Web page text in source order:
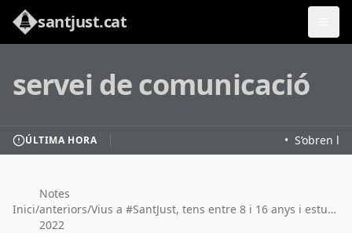
santjust.cat
servei de comunicació
ÚLTIMA HORA S’obren
Inici/
Notes
anteriors
2022
/ Vius a #SantJust, tens entre 8 i 16 anys i estudies fora del municipi? Presenta’t a formar part de l’Espai de participació d’infants i adolescents